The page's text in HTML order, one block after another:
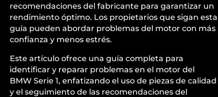
recomendaciones del fabricante para garantizar un
rendimiento óptimo. Los propietarios que sigan esta
guía pueden abordar problemas del motor con más
confianza y menos estrés.
Este artículo ofrece una guía completa para
identificar y reparar problemas en el motor del
BMW Serie 1, enfatizando el uso de piezas de calidad
y el seguimiento de las recomendaciones del